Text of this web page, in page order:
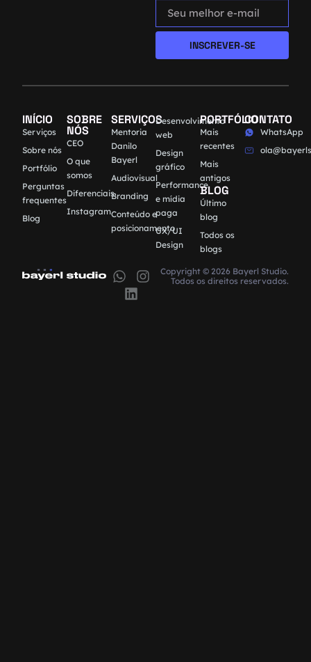
INSCREVER-SE
INÍCIO
Serviços
Sobre nós
Portfólio
Perguntas
frequentes
Blog
SOBRE
NÓS
CEO
O que
somos
Diferenciais
Instagram
SERVIÇOS
Mentoria
Danilo
Bayerl
Audiovisual
Branding
Conteúdo e
posicionamento
Desenvolvimento
web
Design
gráfico
Performance
e mídia
paga
UX/UI
Design
PORTFÓLIO
Mais
recentes
Mais
antigos
BLOG
Último
blog
Todos os
blogs
CONTATO
WhatsApp
Copyright © 2026 Bayerl Studio.
Todos os direitos reservados.